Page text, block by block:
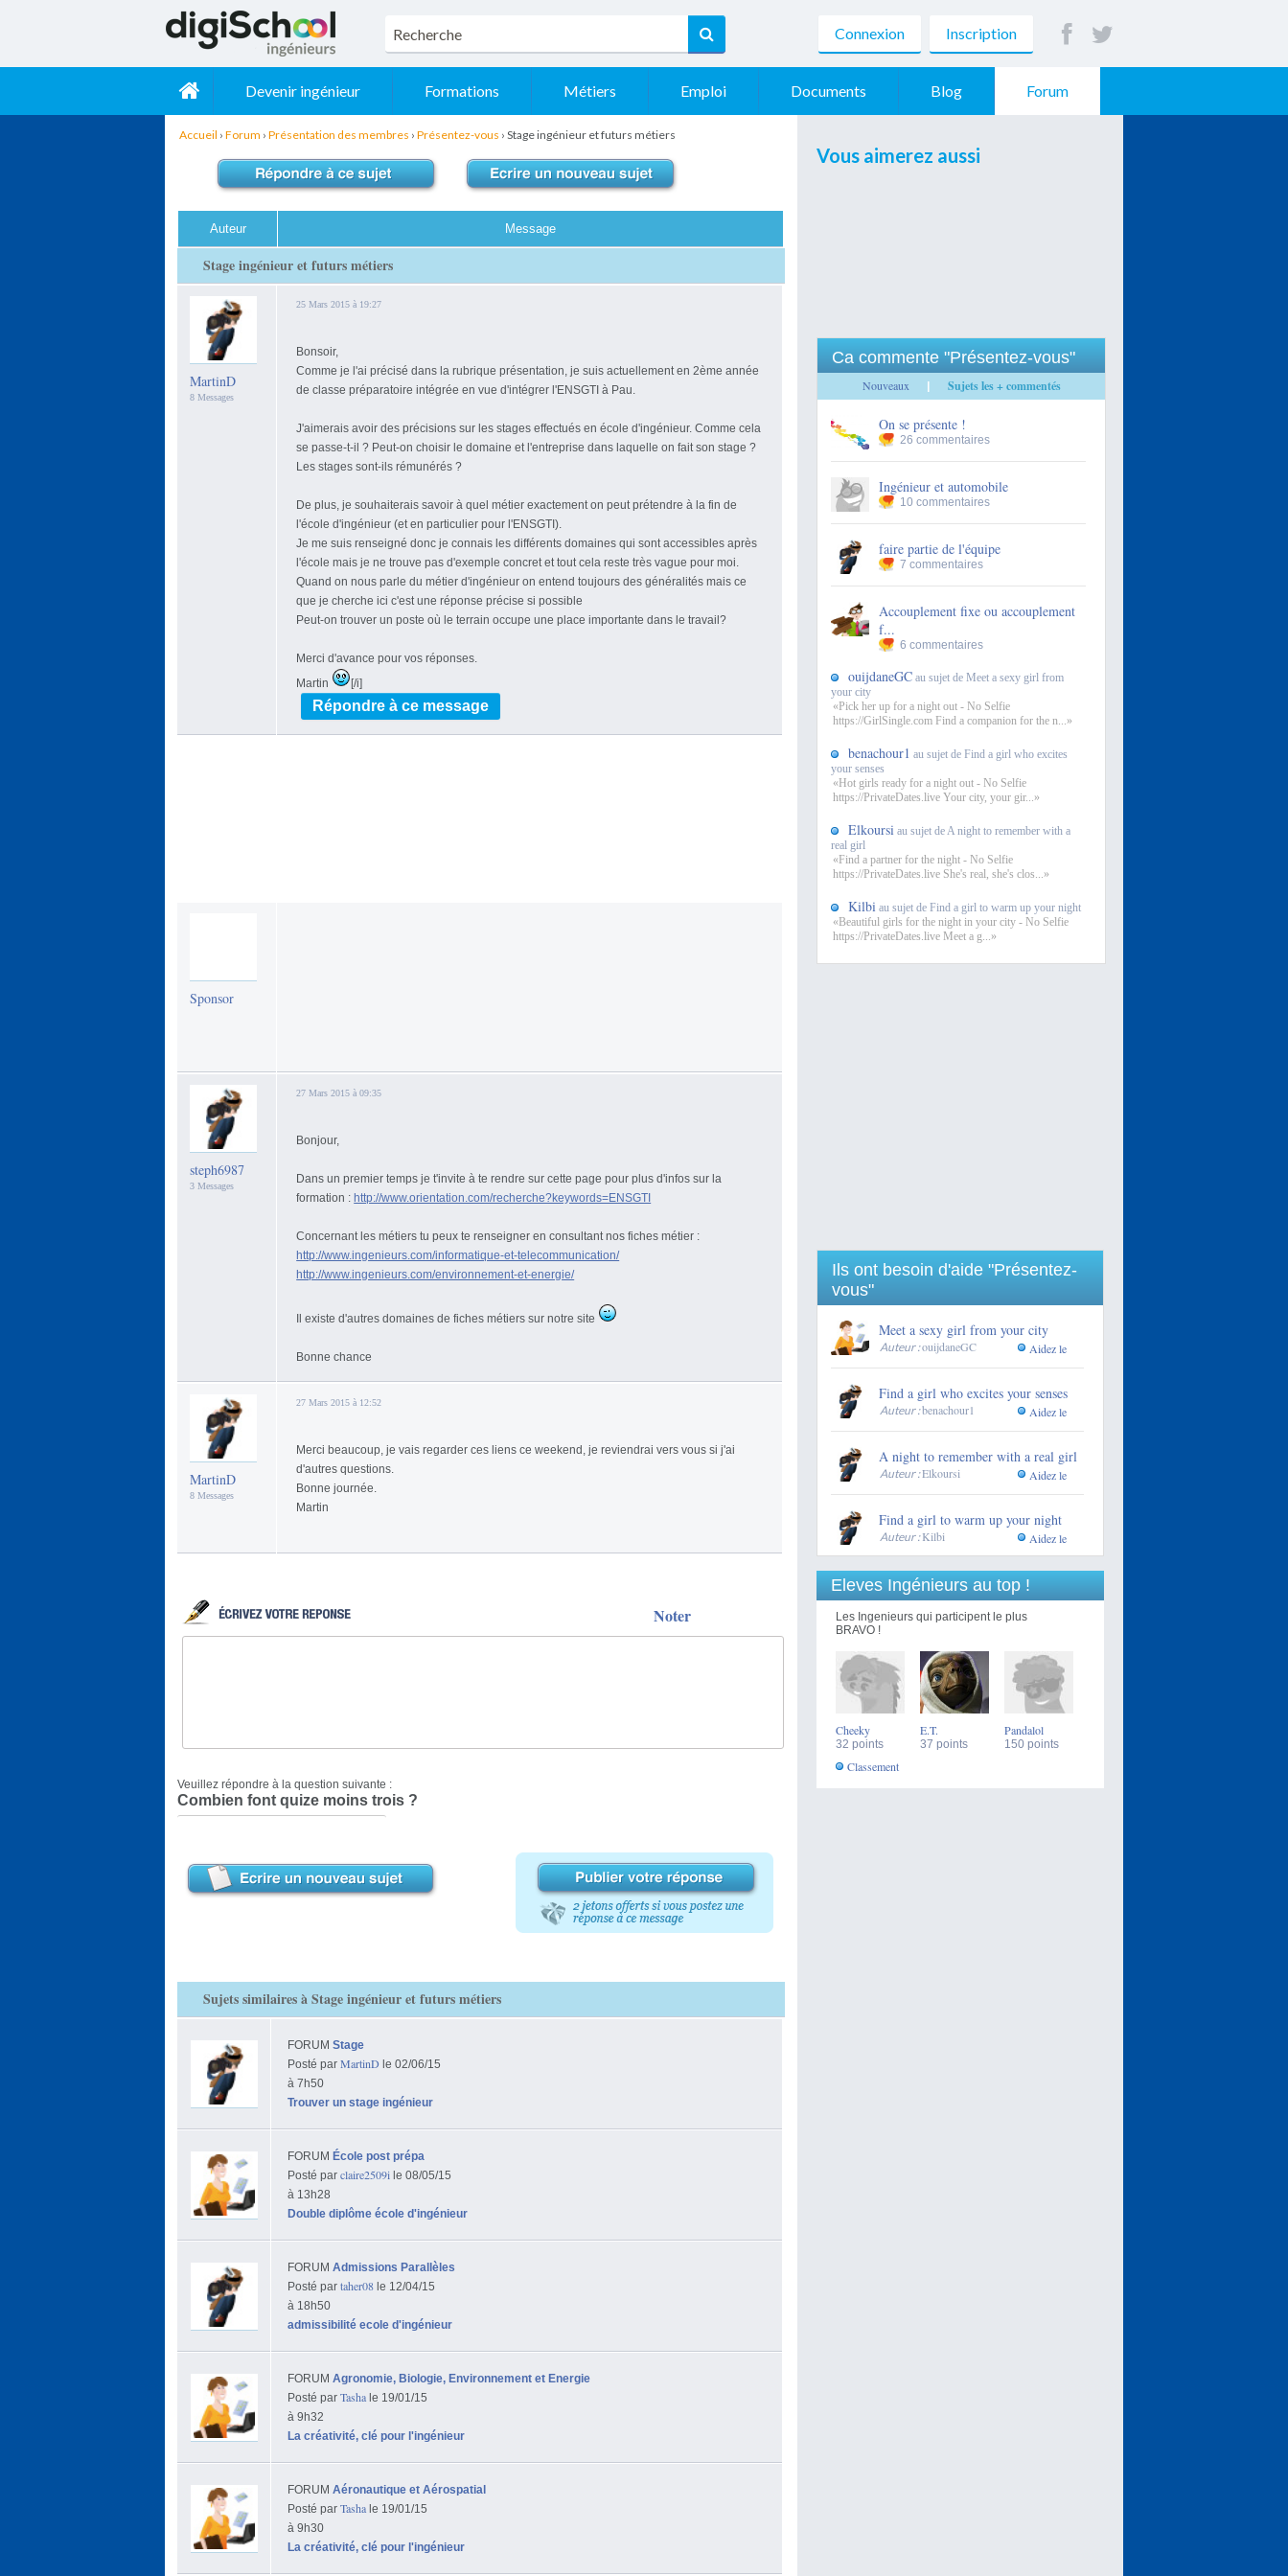
Connexion Inscription
Devenir ingénieur Formations Métiers Emploi Documents Blog Forum
Accueil ›Forum ›Présentation des membres ›Présentez-vous ›Stage ingénieur et futurs métiers
Auteur Message
Stage ingénieur et futurs métiers
MartinD
8 Messages
25 Mars 2015 à 19:27
Bonsoir,
Comme je l'ai précisé dans la rubrique présentation, je suis actuellement en 2ème année
de classe préparatoire intégrée en vue d'intégrer l'ENSGTI à Pau.
J'aimerais avoir des précisions sur les stages effectués en école d'ingénieur. Comme cela
se passe-t-il ? Peut-on choisir le domaine et l'entreprise dans laquelle on fait son stage ?
Les stages sont-ils rémunérés ?
De plus, je souhaiterais savoir à quel métier exactement on peut prétendre à la fin de
l'école d'ingénieur (et en particulier pour l'ENSGTI).
Je me suis renseigné donc je connais les différents domaines qui sont accessibles après
l'école mais je ne trouve pas d'exemple concret et tout cela reste très vague pour moi.
Quand on nous parle du métier d'ingénieur on entend toujours des généralités mais ce
que je cherche ici c'est une réponse précise si possible
Peut-on trouver un poste où le terrain occupe une place importante dans le travail?
Merci d'avance pour vos réponses.
Martin
[/i]
Répondre à ce message
Sponsor
steph6987
3 Messages
27 Mars 2015 à 09:35
Bonjour,
Dans un premier temps je t'invite à te rendre sur cette page pour plus d'infos sur la
formation : http://www.orientation.com/recherche?keywords=ENSGTI
Concernant les métiers tu peux te renseigner en consultant nos fiches métier :
http://www.ingenieurs.com/informatique-et-telecommunication/
http://www.ingenieurs.com/environnement-et-energie/
Il existe d'autres domaines de fiches métiers sur notre site
Bonne chance
MartinD
8 Messages
27 Mars 2015 à 12:52
Merci beaucoup, je vais regarder ces liens ce weekend, je reviendrai vers vous si j'ai
d'autres questions.
Bonne journée.
Martin
Noter
Veuillez répondre à la question suivante :
Combien font quize moins trois ?
Sujets similaires à Stage ingénieur et futurs métiers
FORUMStage
Posté parMartinD le 02/06/15
à 7h50
Trouver un stage ingénieur
FORUM École post prépa
Posté parclaire2509i le 08/05/15
à 13h28
Double diplôme école d'ingénieur
FORUMAdmissions Parallèles
Posté partaher08 le 12/04/15
à 18h50
admissibilité ecole d'ingénieur
FORUMAgronomie, Biologie, Environnement et Energie
Posté parTasha le 19/01/15
à 9h32
La créativité, clé pour l'ingénieur
FORUMAéronautique et Aérospatial
Posté parTasha le 19/01/15
à 9h30
La créativité, clé pour l'ingénieur
Vous aimerez aussi
Ca commente "Présentez-vous"
Nouveaux | Sujets les + commentés
On se présente !
26 commentaires
Ingénieur et automobile
10 commentaires
faire partie de l'équipe
7 commentaires
Accouplement fixe ou accouplement
f...
6 commentaires
ouijdaneGC au sujet de Meet a sexy girl from
your city
«Pick her up for a night out - No Selfie
https://GirlSingle.com Find a companion for the n...»
benachour1 au sujet de Find a girl who excites
your senses
«Hot girls ready for a night out - No Selfie
https://PrivateDates.live Your city, your gir...»
Elkoursi au sujet de A night to remember with a
real girl
«Find a partner for the night - No Selfie
https://PrivateDates.live She's real, she's clos...»
Kilbi au sujet de Find a girl to warm up your night
«Beautiful girls for the night in your city - No Selfie
https://PrivateDates.live Meet a g...»
Ils ont besoin d'aide "Présentez-
vous"
Meet a sexy girl from your city
Auteur :ouijdaneGC Aidez le
Find a girl who excites your senses
Auteur :benachour1 Aidez le
A night to remember with a real girl
Auteur :Elkoursi Aidez le
Find a girl to warm up your night
Auteur :Kilbi Aidez le
Eleves Ingénieurs au top !
Les Ingenieurs qui participent le plus
BRAVO !
Cheeky
32 points
E.T.
37 points
Pandalol
150 points
Classement